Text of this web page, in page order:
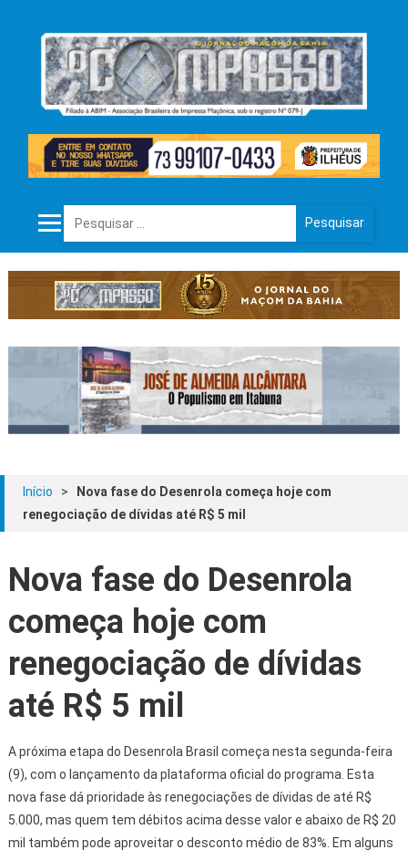
Pesquisar por:
Início >
Nova fase do Desenrola começa hoje com
renegociação de dívidas até R$ 5 mil
Nova fase do Desenrola
começa hoje com
renegociação de dívidas
até R$ 5 mil
A próxima etapa do Desenrola Brasil começa nesta segunda-feira
(9), com o lançamento da plataforma oficial do programa. Esta
nova fase dá prioridade às renegociações de dívidas de até R$
5.000, mas quem tem débitos acima desse valor e abaixo de R$ 20
mil também pode aproveitar o desconto médio de 83%. Em alguns